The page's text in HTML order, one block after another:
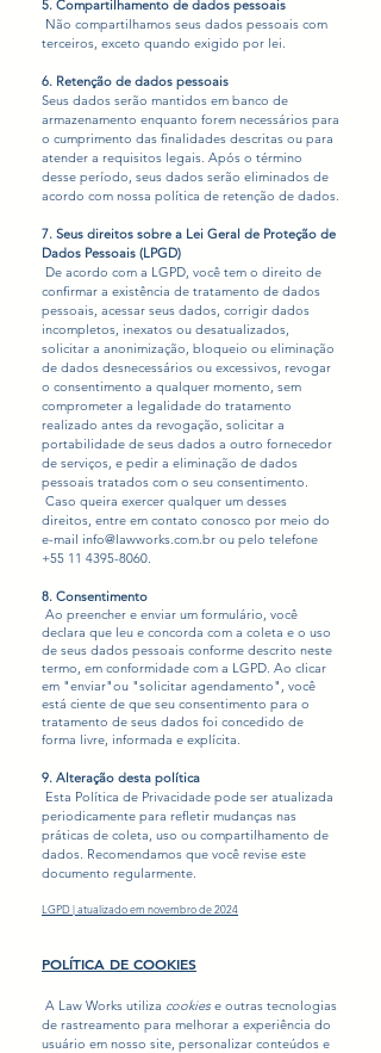
5. Compartilhamento de dados pessoais
Não compartilhamos seus dados pessoais com
terceiros, exceto quando exigido por lei.
6. Retenção de dados pessoais
Seus dados serão mantidos em banco de
armazenamento enquanto forem necessários para
o cumprimento das finalidades descritas ou para
atender a requisitos legais. Após o término
desse período, seus dados serão eliminados de
acordo com nossa política de retenção de dados.
7. Seus direitos sobre a Lei Geral de Proteção de
Dados Pessoais (LPGD)
De acordo com a LGPD, você tem o direito de
confirmar a existência de tratamento de dados
pessoais, acessar seus dados, corrigir dados
incompletos, inexatos ou desatualizados,
solicitar a anonimização, bloqueio ou eliminação
de dados desnecessários ou excessivos, revogar
o consentimento a qualquer momento, sem
comprometer a legalidade do tratamento
realizado antes da revogação, solicitar a
portabilidade de seus dados a outro fornecedor
de serviços, e pedir a eliminação de dados
pessoais tratados com o seu consentimento.
Caso queira exercer qualquer um desses
direitos, entre em contato conosco por meio do
e-mail info@lawworks.com.br ou pelo telefone
+55 11 4395-8060.
8. Consentimento
Ao preencher e enviar um formulário, você
declara que leu e concorda com a coleta e o uso
de seus dados pessoais conforme descrito neste
termo, em conformidade com a LGPD. Ao clicar
em "enviar"ou "solicitar agendamento", você
está ciente de que seu consentimento para o
tratamento de seus dados foi concedido de
forma livre, informada e explícita.
9. Alteração desta política
Esta Política de Privacidade pode ser atualizada
periodicamente para refletir mudanças nas
práticas de coleta, uso ou compartilhamento de
dados. Recomendamos que você revise este
documento regularmente.
LGPD | atualizado em novembro de 2024
POLÍTICA DE COOKIES
​A Law Works utiliza cookies e outras tecnologias
de rastreamento para melhorar a experiência do
usuário em nosso site, personalizar conteúdos e